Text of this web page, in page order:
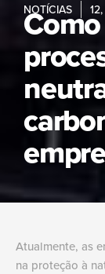
NOTÍCIAS
Atualmente, as
na proteção à